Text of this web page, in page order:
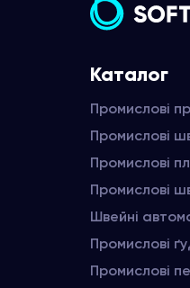
Каталог
Промислові
Промислові
Промислові
Промислові
Швейні
Промислові
Промислові